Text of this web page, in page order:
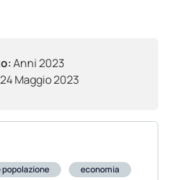
Anni 2023
24 Maggio 2023
economia